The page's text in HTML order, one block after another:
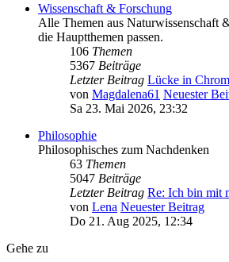
Wissenschaft & Forschung
Alle Themen aus Naturwissenschaft
die Hauptthemen passen.
106 Themen
5367 Beiträge
Letzter Beitrag Lücke in
von Magdalena61 Neuester
Sa 23. Mai 2026, 23:32
Philosophie
Philosophisches zum Nachdenken
63 Themen
5047 Beiträge
Letzter Beitrag Re: Ich bin mit
von Lena Neuester Beitrag
Do 21. Aug 2025, 12:34
Gehe zu